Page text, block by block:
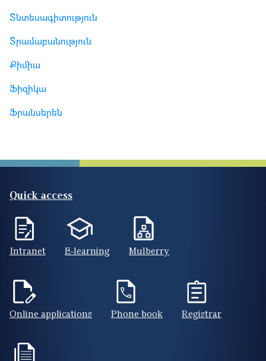
Տնտեսագիտություն
Տրամաբանություն
Քիմիա
Ֆիզիկա
Ֆրանսերեն
Quick access
Intranet E-learning Mulberry
Online applications Phone book Registrar